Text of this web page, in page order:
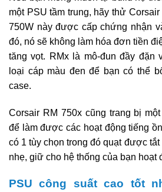
một PSU tầm trung, hãy thử
750W này được cấp chứng nhận
đó, nó sẽ không làm hóa đơn tiền
tăng vọt. RMx là mô-đun đầy đặn
loại cáp màu đen để bạn có thể
case.
Corsair RM 750x cũng trang bị
để làm được các hoạt động tiếng
có 1 tùy chọn trong đó quạt được
nhẹ, giữ cho hệ thống của bạn hoạt
PSU công suất cao tốt